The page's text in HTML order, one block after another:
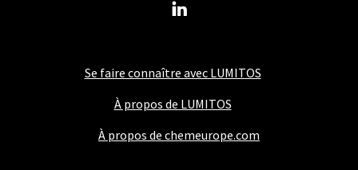
Se faire connaître avec LUMITOS
À propos de LUMITOS
À propos de chemeurope.com